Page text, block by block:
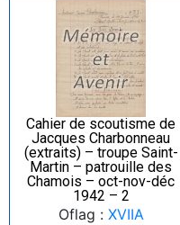
Cahier de scoutisme de
Jacques Charbonneau
(extraits) – troupe Saint-
Martin – patrouille des
Chamois – oct-nov-déc
1942 – 2
Oflag : XVIIA